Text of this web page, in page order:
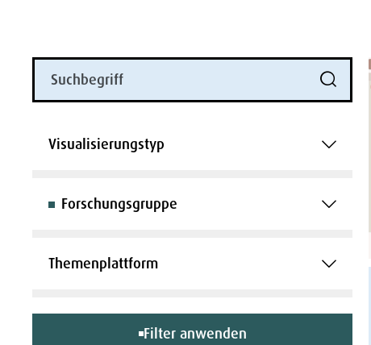
Visualisierungstyp
Forschungsgruppe
Themenplattform
Filter anwenden